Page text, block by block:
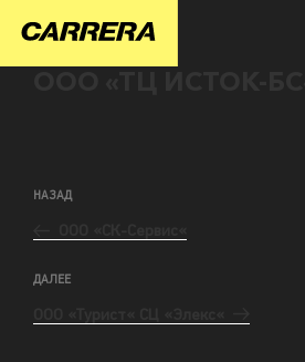
НАЗАД
ДАЛЕЕ